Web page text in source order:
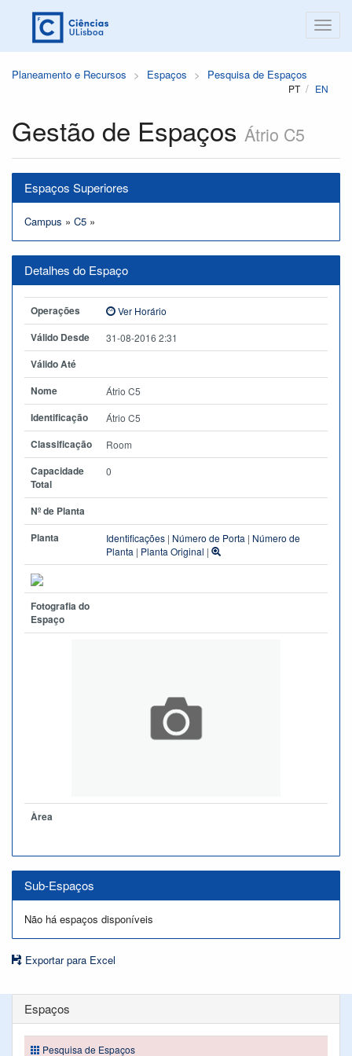
Planeamento e Recursos Espaços Pesquisa de Espaços
PT EN
Gestão de Espaços Átrio C5
Espaços Superiores
Campus » C5 »
Detalhes do Espaço
Operações Ver Horário
Válido Desde 31-08-2016 2:31
Válido Até
Nome
Átrio C5
Identificação Átrio C5
Classificação Room
Capacidade
Total
0
Nº de Planta
Planta
Identificações | Número de Porta | Número de
Planta | Planta Original |
Fotografia do
Espaço
Àrea
Sub-Espaços
Não há espaços disponíveis
Exportar para Excel
Espaços
Pesquisa de Espaços